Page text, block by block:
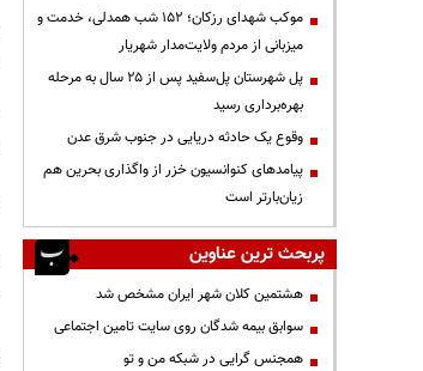
موکب شهدای رزکان؛ ۱۵۲ شب همدلی، خدمت و
میزبانی از مردم ولایت‌مدار شهریار
پل شهرستان پل‌سفید پس از ۲۵ سال به مرحله
بهره‌برداری رسید
وقوع یک حادثه دریایی در جنوب شرق عدن
پیامدهای کنوانسیون خزر از واگذاری بحرین هم
زیان‌بارتر است
پربحث ترین عناوین
هشتمین کلان شهر ایران مشخص شد
سوابق بیمه شدگان روی سایت تامین اجتماعی
همجنس گرایی در شبکه من و تو